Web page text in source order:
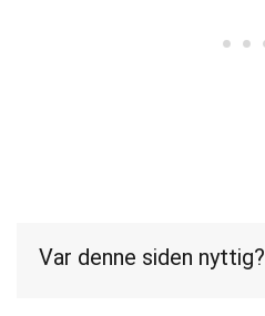
Var denne siden nyttig?